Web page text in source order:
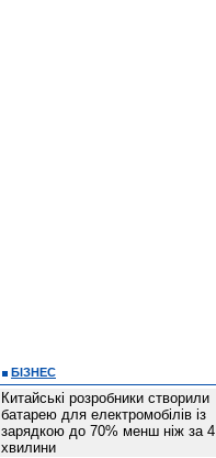
БІЗНЕС
Китайські розробники створили
батарею для електромобілів із
зарядкою до 70% менш ніж за 4
хвилини